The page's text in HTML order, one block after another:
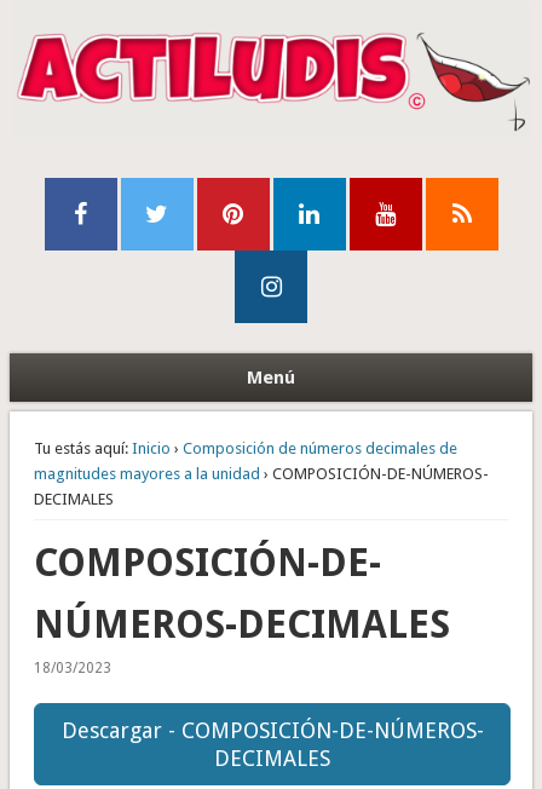
Menú
Tu estás aquí: Inicio › Composición de números decimales de
magnitudes mayores a la unidad › COMPOSICIÓN-DE-NÚMEROS-
DECIMALES
COMPOSICIÓN-DE-
NÚMEROS-DECIMALES
18/03/2023
Descargar - COMPOSICIÓN-DE-NÚMEROS-
DECIMALES